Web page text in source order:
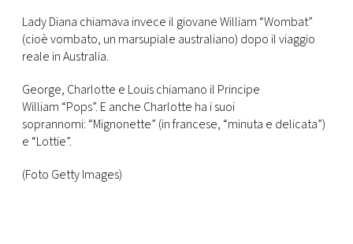
Lady Diana chiamava invece il giovane William “Wombat”
(cioè vombato, un marsupiale australiano) dopo il viaggio
reale in Australia.
George, Charlotte e Louis chiamano il Principe
William “Pops”. E anche Charlotte ha i suoi
soprannomi: “Mignonette” (in francese, “minuta e delicata”)
e “Lottie”.
(Foto Getty Images)